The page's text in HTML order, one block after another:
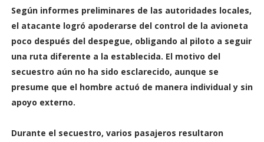
Según informes preliminares de las autoridades locales,
el atacante logró apoderarse del control de la avioneta
poco después del despegue, obligando al piloto a seguir
una ruta diferente a la establecida. El motivo del
secuestro aún no ha sido esclarecido, aunque se
presume que el hombre actuó de manera individual y sin
apoyo externo.
Durante el secuestro, varios pasajeros resultaron